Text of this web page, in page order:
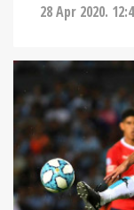
28 Apr 2020.